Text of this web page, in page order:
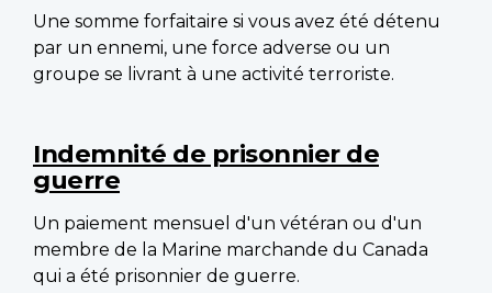
Une somme forfaitaire si vous avez été détenu
par un ennemi, une force adverse ou un
groupe se livrant à une activité terroriste.
Indemnité de prisonnier de
guerre
Un paiement mensuel d'un vétéran ou d'un
membre de la Marine marchande du Canada
qui a été prisonnier de guerre.